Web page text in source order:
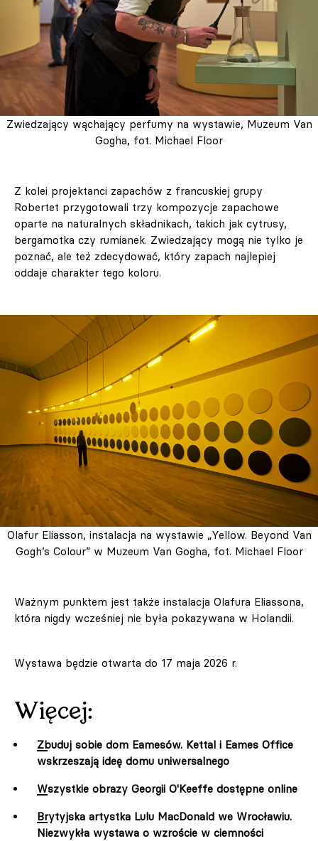
Zwiedzający wąchający perfumy na wystawie, Muzeum Van
Gogha, fot. Michael Floor
Z kolei projektanci zapachów z francuskiej grupy
Robertet przygotowali trzy kompozycje zapachowe
oparte na naturalnych składnikach, takich jak cytrusy,
bergamotka czy rumianek. Zwiedzający mogą nie tylko je
poznać, ale też zdecydować, który zapach najlepiej
oddaje charakter tego koloru.
Olafur Eliasson, instalacja na wystawie „Yellow. Beyond Van
Gogh’s Colour” w Muzeum Van Gogha, fot. Michael Floor
Ważnym punktem jest także instalacja Olafura Eliassona,
która nigdy wcześniej nie była pokazywana w Holandii.
Wystawa będzie otwarta do 17 maja 2026 r.
Więcej:
Zbuduj sobie dom Eamesów. Kettal i Eames Office
wskrzeszają ideę domu uniwersalnego
Wszystkie obrazy Georgii O'Keeffe dostępne online
Brytyjska artystka Lulu MacDonald we Wrocławiu.
Niezwykła wystawa o wzroście w ciemności